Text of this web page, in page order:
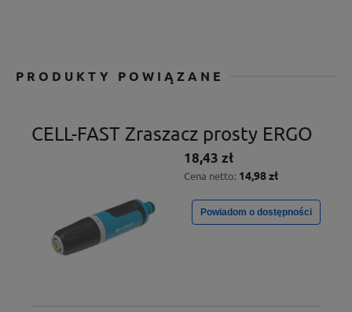
PRODUKTY POWIĄZANE
CELL-FAST Zraszacz prosty ERGO
18,43 zł
Cena netto: 14,98 zł
Powiadom o dostępności